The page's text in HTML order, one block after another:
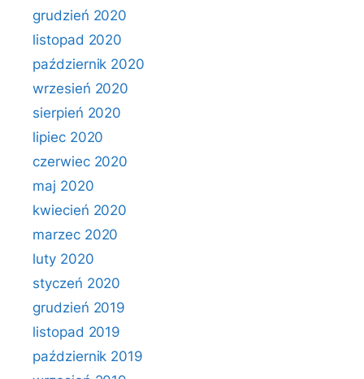
grudzień 2020
listopad 2020
październik 2020
wrzesień 2020
sierpień 2020
lipiec 2020
czerwiec 2020
maj 2020
kwiecień 2020
marzec 2020
luty 2020
styczeń 2020
grudzień 2019
listopad 2019
październik 2019